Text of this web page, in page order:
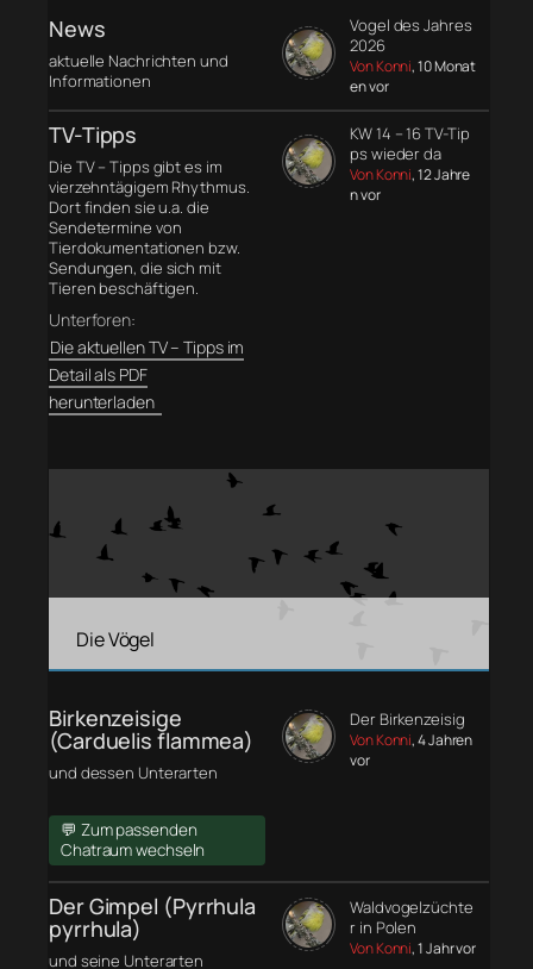
News
aktuelle Nachrichten und
Informationen
Vogel des Jahres
2026
Von Konni, 10 Monat
en vor
TV-Tipps
Die TV – Tipps gibt es im
vierzehntägigem Rhythmus.
Dort finden sie u.a. die
Sendetermine von
Tierdokumentationen bzw.
Sendungen, die sich mit
Tieren beschäftigen.
Unterforen:
Die aktuellen TV – Tipps im
Detail als PDF
herunterladen
KW 14 – 16 TV-Tip
ps wieder da
Von Konni, 12 Jahre
n vor
Die Vögel
Birkenzeisige
(Carduelis flammea)
und dessen Unterarten
💬 Zum passenden
Chatraum wechseln
Der Birkenzeisig
Von Konni, 4 Jahren
vor
Der Gimpel (Pyrrhula
pyrrhula)
und seine Unterarten
Waldvogelzüchte
r in Polen
Von Konni, 1 Jahr vor